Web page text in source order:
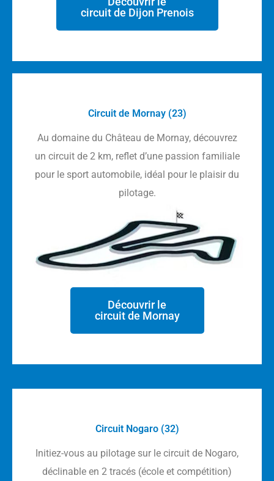
circuit de Dijon Prenois
Circuit de Mornay (23)
Au domaine du Château de Mornay, découvrez
un circuit de 2 km, reflet d’une passion familiale
pour le sport automobile, idéal pour le plaisir du
pilotage.
Découvrir le
circuit de Mornay
Circuit Nogaro (32)
Initiez-vous au pilotage sur le circuit de Nogaro,
déclinable en 2 tracés (école et compétition)